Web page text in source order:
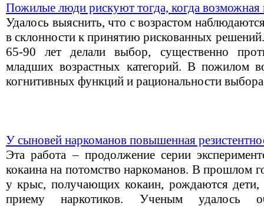
Пожилые люди рискуют тогда, когда возможная
Удалось выяснить, что с возрастом
в склонности к принятию рискованных
65-90 лет делали выбор, существенно
младших возрастных категорий. В пожилом
когнитивных функций и рациональности
У сыновей наркоманов повышенная
Эта работа – продолжение серии
кокаина на потомство наркоманов. В прошлом
у крыс, получающих кокаин, рождаются
приему наркотиков. Ученым удалось